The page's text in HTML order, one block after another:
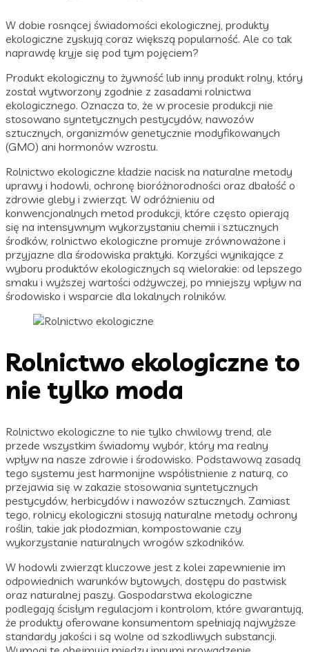
W dobie rosnącej świadomości ekologicznej, produkty
ekologiczne zyskują coraz większą popularność. Ale co tak
naprawdę kryje się pod tym pojęciem?
Produkt ekologiczny to żywność lub inny produkt rolny, który
został wytworzony zgodnie z zasadami rolnictwa
ekologicznego. Oznacza to, że w procesie produkcji nie
stosowano syntetycznych pestycydów, nawozów
sztucznych, organizmów genetycznie modyfikowanych
(GMO) ani hormonów wzrostu.
Rolnictwo ekologiczne kładzie nacisk na naturalne metody
uprawy i hodowli, ochronę bioróżnorodności oraz dbałość o
zdrowie gleby i zwierząt. W odróżnieniu od
konwencjonalnych metod produkcji, które często opierają
się na intensywnym wykorzystaniu chemii i sztucznych
środków, rolnictwo ekologiczne promuje zrównoważone i
przyjazne dla środowiska praktyki. Korzyści wynikające z
wyboru produktów ekologicznych są wielorakie: od lepszego
smaku i wyższej wartości odżywczej, po mniejszy wpływ na
środowisko i wsparcie dla lokalnych rolników.
Rolnictwo ekologiczne to
nie tylko moda
Rolnictwo ekologiczne to nie tylko chwilowy trend, ale
przede wszystkim świadomy wybór, który ma realny
wpływ na nasze zdrowie i środowisko. Podstawową zasadą
tego systemu jest harmonijne współistnienie z naturą, co
przejawia się w zakazie stosowania syntetycznych
pestycydów, herbicydów i nawozów sztucznych. Zamiast
tego, rolnicy ekologiczni stosują naturalne metody ochrony
roślin, takie jak płodozmian, kompostowanie czy
wykorzystanie naturalnych wrogów szkodników.
W hodowli zwierząt kluczowe jest z kolei zapewnienie im
odpowiednich warunków bytowych, dostępu do pastwisk
oraz naturalnej paszy. Gospodarstwa ekologiczne
podlegają ścisłym regulacjom i kontrolom, które gwarantują,
że produkty oferowane konsumentom spełniają najwyższe
standardy jakości i są wolne od szkodliwych substancji.